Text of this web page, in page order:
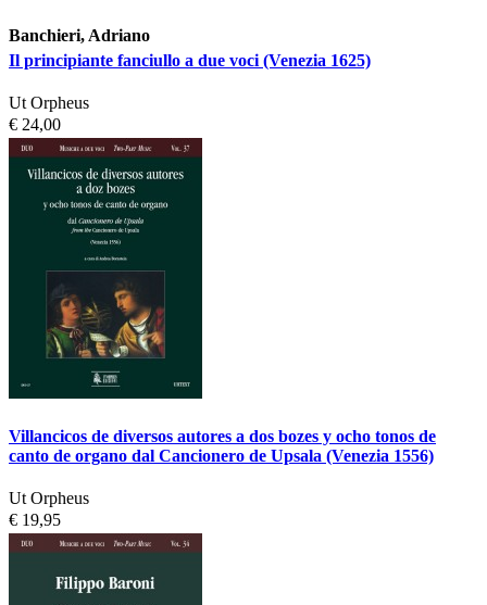
Banchieri, Adriano
Il principiante fanciullo a due voci (Venezia 1625)
Ut Orpheus
€ 24,00
Villancicos de diversos autores a dos bozes y ocho tonos de
canto de organo dal Cancionero de Upsala (Venezia 1556)
Ut Orpheus
€ 19,95